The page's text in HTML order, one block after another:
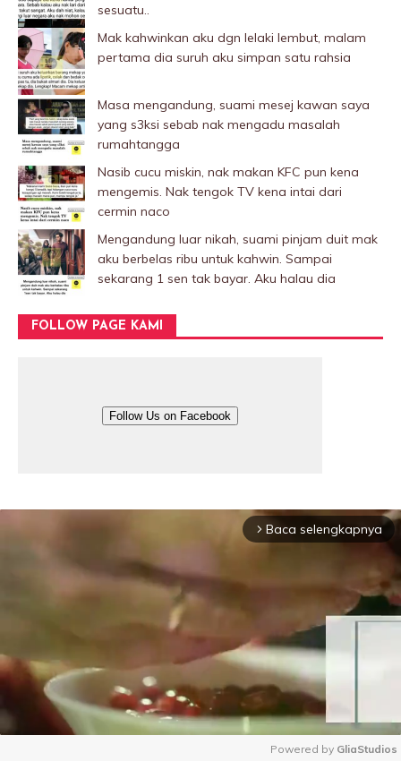
sesuatu..
Mak kahwinkan aku dgn lelaki Iembut, malam
pertama dia suruh aku simpan satu rahsia
Masa mengandung, suami mesej kawan saya
yang s3ksi sebab nak mengadu masalah
rumahtangga
Nasib cucu miskin, nak makan KFC pun kena
mengemis. Nak tengok TV kena intai dari
cermin naco
Mengandung luar nikah, suami pinjam duit mak
aku berbelas ribu untuk kahwin. Sampai
sekarang 1 sen tak bayar. Aku halau dia
FOLLOW PAGE KAMI
Follow Us on Facebook
arrow_forward_ios Baca selengkapnya
Powered by GliaStudios